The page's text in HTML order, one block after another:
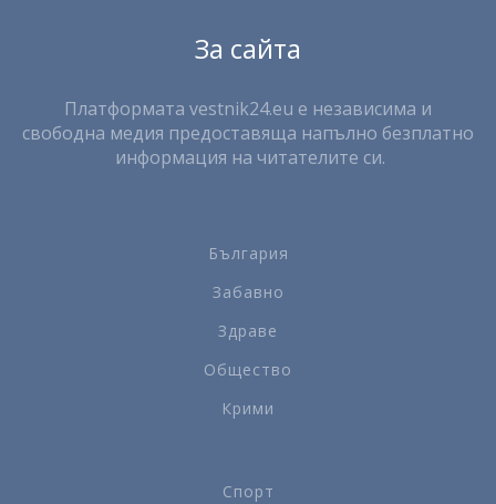
За сайта
Платформата vestnik24.eu е независима и
свободна медия предоставяща напълно безплатно
информация на читателите си.
България
Забавно
Здраве
Общество
Крими
Спорт